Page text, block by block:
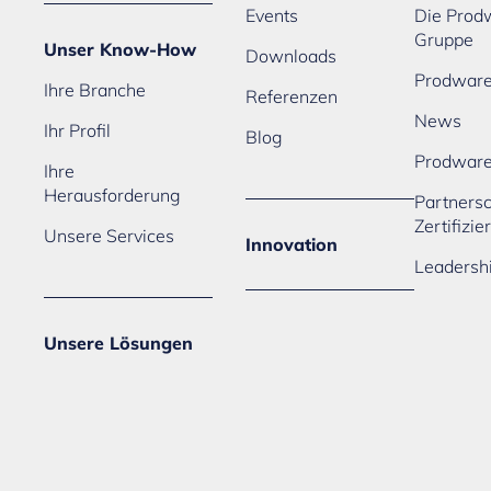
Unser Know-How
Ihre Branche
Ihr Profil
Ihre
Herausforderung
Unsere Services
Unsere Lösungen
Events
Downloads
Referenzen
Blog
Innovation
Die
Gruppe
News